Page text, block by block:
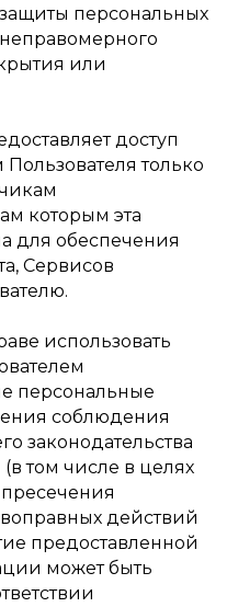
персональных
или
доступ
только
которым эта
для обеспечения
Сервисов
использовать
персональные
соблюдения
законодательства
том числе в целях
действий
предоставленной
может быть